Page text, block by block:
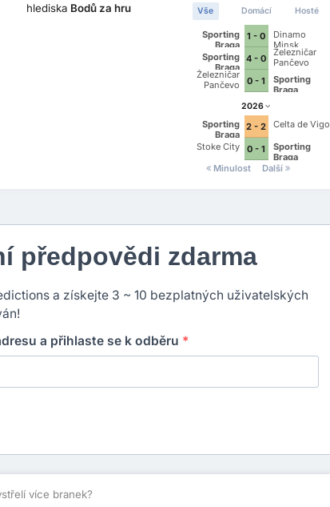
hlediska Bodů za hru Vše Domácí Hosté
Sporting
Braga
1 - 0
Dinamo
Minsk
Sporting
Braga
4 - 0
Železničar
Pančevo
Železničar
Pančevo
0 - 1
Sporting
Braga
2026
Sporting
Braga
2 - 2
Celta de Vigo
Stoke City
0 - 1
Sporting
Braga
Minulost
Další
předpovědi zdarma
a získejte 3 ~ 10 bezplatných uživatelských
a přihlaste se k odběru *
více branek?